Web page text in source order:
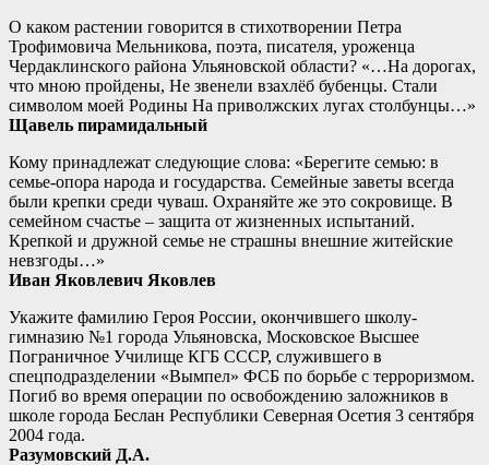
О каком растении говорится в стихотворении Петра
Трофимовича Мельникова, поэта, писателя, уроженца
Чердаклинского района Ульяновской области? «…На дорогах,
что мною пройдены, Не звенели взахлёб бубенцы. Стали
символом моей Родины На приволжских лугах столбунцы…»
Щавель пирамидальный
Кому принадлежат следующие слова: «Берегите семью: в
семье-опора народа и государства. Семейные заветы всегда
были крепки среди чуваш. Охраняйте же это сокровище. В
семейном счастье – защита от жизненных испытаний.
Крепкой и дружной семье не страшны внешние житейские
невзгоды…»
Иван Яковлевич Яковлев
Укажите фамилию Героя России, окончившего школу-
гимназию №1 города Ульяновска, Московское Высшее
Пограничное Училище КГБ СССР, служившего в
спецподразделении «Вымпел» ФСБ по борьбе с терроризмом.
Погиб во время операции по освобождению заложников в
школе города Беслан Республики Северная Осетия 3 сентября
2004 года.
Разумовский Д.А.